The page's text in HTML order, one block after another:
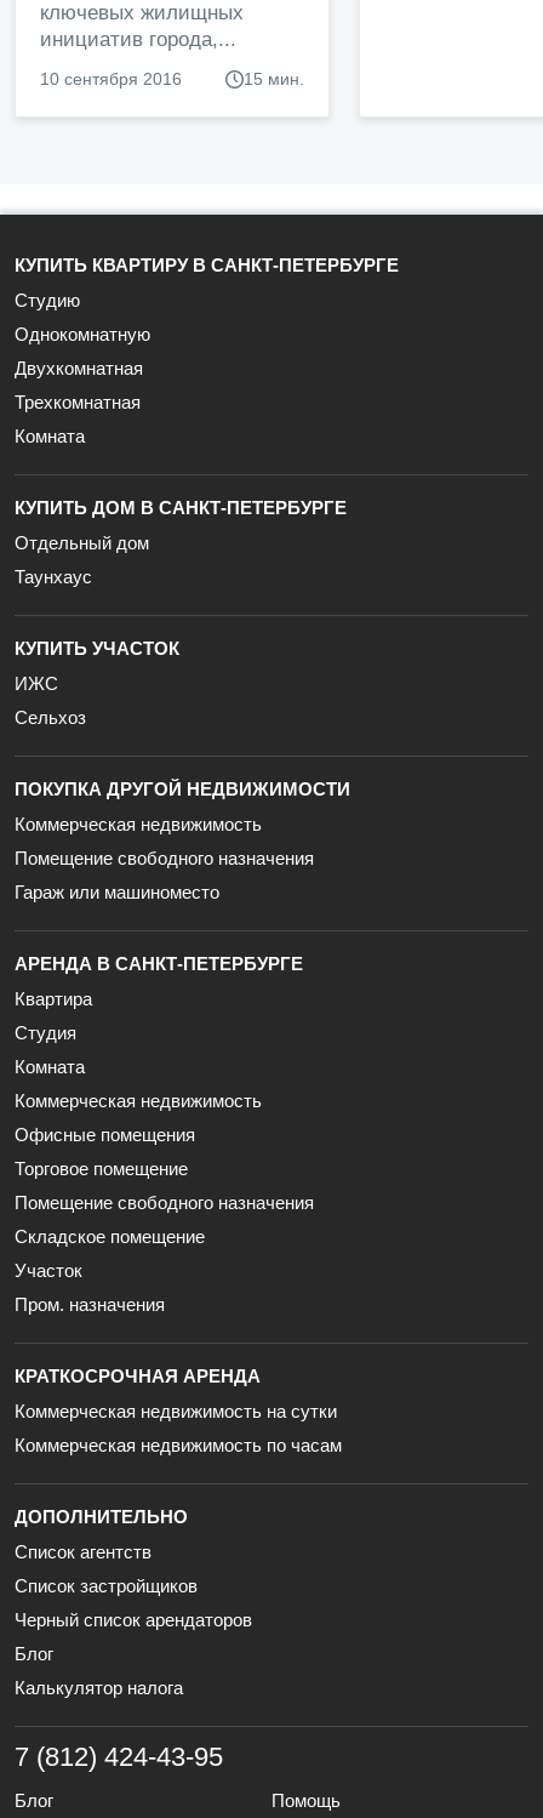
ключевых жилищных
инициатив города,...
10 сентября 2016 15 мин.
КУПИТЬ КВАРТИРУ В САНКТ-ПЕТЕРБУРГЕ
Студию
Однокомнатную
Двухкомнатная
Трехкомнатная
Комната
КУПИТЬ ДОМ В САНКТ-ПЕТЕРБУРГЕ
Отдельный дом
Таунхаус
КУПИТЬ УЧАСТОК
ИЖС
Сельхоз
ПОКУПКА ДРУГОЙ НЕДВИЖИМОСТИ
Коммерческая недвижимость
Помещение свободного назначения
Гараж или машиноместо
АРЕНДА В САНКТ-ПЕТЕРБУРГЕ
Квартира
Студия
Комната
Коммерческая недвижимость
Офисные помещения
Торговое помещение
Помещение свободного назначения
Складское помещение
Участок
Пром. назначения
КРАТКОСРОЧНАЯ АРЕНДА
Коммерческая недвижимость на сутки
Коммерческая недвижимость по часам
ДОПОЛНИТЕЛЬНО
Список агентств
Список застройщиков
Черный список арендаторов
Блог
Калькулятор налога
7 (812) 424-43-95
Блог Помощь